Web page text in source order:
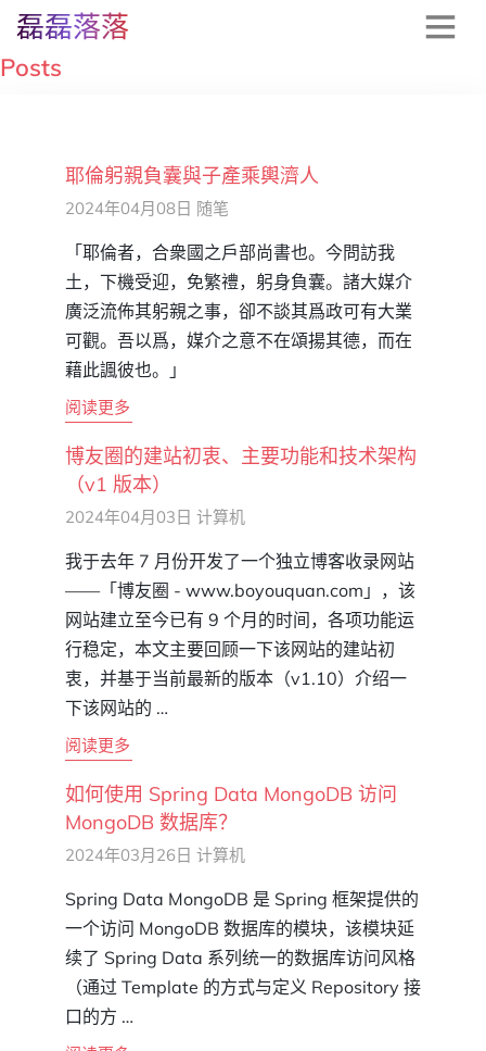
磊磊落落
Posts
耶倫躬親負囊與子產乘輿濟人
2024年04月08日 随笔
「耶倫者，合衆國之戶部尚書也。今問訪我
土，下機受迎，免繁禮，躬身負囊。諸大媒介
廣泛流佈其躬親之事，卻不談其爲政可有大業
可觀。吾以爲，媒介之意不在頌揚其德，而在
藉此諷彼也。」
阅读更多
博友圈的建站初衷、主要功能和技术架构
（v1 版本）
2024年04月03日 计算机
我于去年 7 月份开发了一个独立博客收录网站
——「博友圈 - www.boyouquan.com」，该
网站建立至今已有 9 个月的时间，各项功能运
行稳定，本文主要回顾一下该网站的建站初
衷，并基于当前最新的版本（v1.10）介绍一
下该网站的 …
阅读更多
如何使用 Spring Data MongoDB 访问
MongoDB 数据库？
2024年03月26日 计算机
Spring Data MongoDB 是 Spring 框架提供的
一个访问 MongoDB 数据库的模块，该模块延
续了 Spring Data 系列统一的数据库访问风格
（通过 Template 的方式与定义 Repository 接
口的方 …